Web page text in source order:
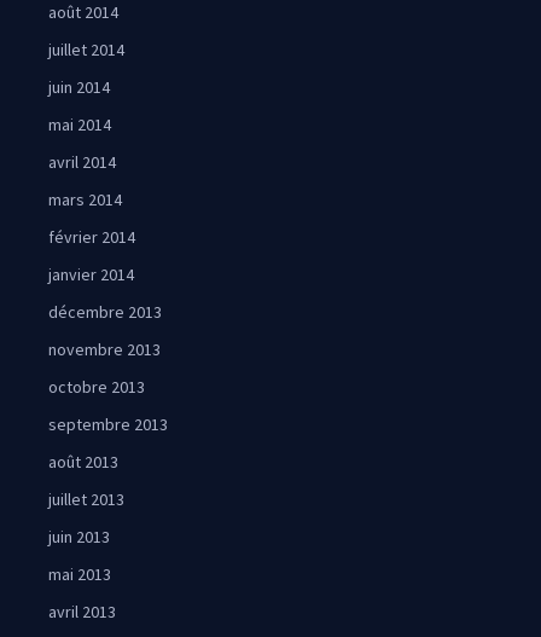
août 2014
juillet 2014
juin 2014
mai 2014
avril 2014
mars 2014
février 2014
janvier 2014
décembre 2013
novembre 2013
octobre 2013
septembre 2013
août 2013
juillet 2013
juin 2013
mai 2013
avril 2013